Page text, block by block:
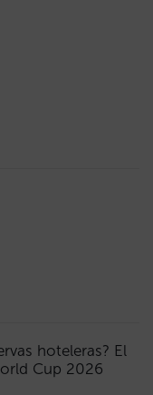
hoteleras? El
Cup 2026